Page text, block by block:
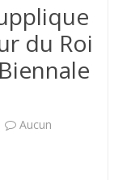
du Roi
Aucun